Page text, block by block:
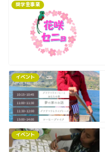
奨学金事業
イベント
イベント